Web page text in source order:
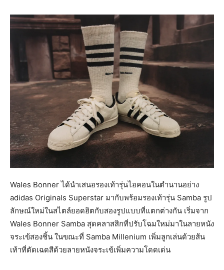
Wales Bonner ได้นำเสนอรองเท้ารุ่นไอคอนในตำนานอย่าง
adidas Originals Superstar มากับพร้อมรองเท้ารุ่น Samba รูป
ลักษณ์ใหม่ในสไตล์ยอดฮิตกับสองรูปแบบที่แตกต่างกัน เริ่มจาก
Wales Bonner Samba สุดคลาสสิกที่ปรับโฉมใหม่มาในลายหนัง
จระเข้สองชิ้น ในขณะที่ Samba Millenium เพิ่มลูกเล่นด้วยส้น
เท้าที่ตัดเฉดสีด้วยลายหนังจระเข้เพิ่มความโดดเด่น